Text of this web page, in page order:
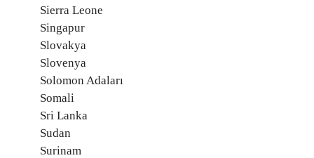
Sierra Leone
Singapur
Slovakya
Slovenya
Solomon Adaları
Somali
Sri Lanka
Sudan
Surinam